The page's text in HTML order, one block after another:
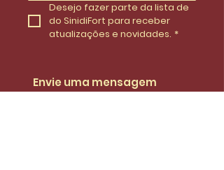
Desejo fazer parte da lista de
do SinidiFort para receber
atualizações e novidades. *
Envie uma mensagem